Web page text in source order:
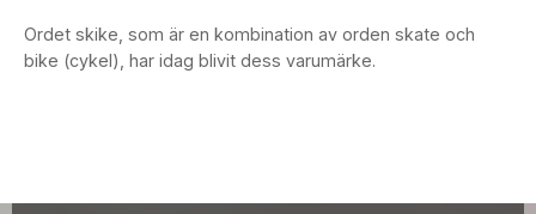
Ordet skike, som är en kombination av orden skate och
bike (cykel), har idag blivit dess varumärke.